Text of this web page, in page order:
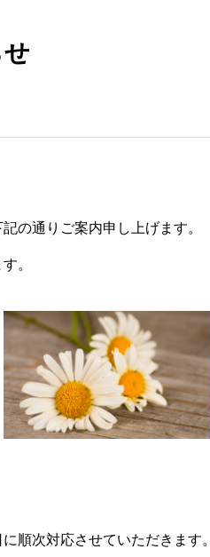
の通りご案内申し上げます。
。
順次対応させていただきます。